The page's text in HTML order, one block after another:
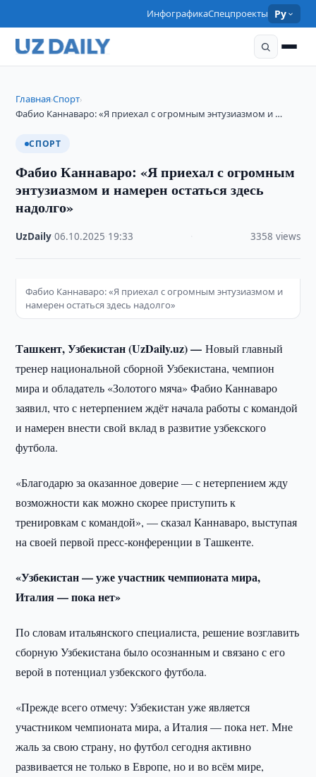
ИнфографикаСпецпроекты Ру
Главная›Спорт›
Фабио Каннаваро: «Я приехал с огромным энтузиазмом и …
СПОРТ
Фабио Каннаваро: «Я приехал с огромным
энтузиазмом и намерен остаться здесь
надолго»
UzDaily ·06.10.2025 19:33 3358 views
Фабио Каннаваро: «Я приехал с огромным энтузиазмом и
намерен остаться здесь надолго»
Ташкент, Узбекистан (UzDaily.uz) —Новый главный
тренер национальной сборной Узбекистана, чемпион
мира и обладатель «Золотого мяча» Фабио Каннаваро
заявил, что с нетерпением ждёт начала работы с командой
и намерен внести свой вклад в развитие узбекского
футбола.
«Благодарю за оказанное доверие — с нетерпением жду
возможности как можно скорее приступить к
тренировкам с командой», — сказал Каннаваро, выступая
на своей первой пресс-конференции в Ташкенте.
«Узбекистан — уже участник чемпионата мира,
Италия — пока нет»
По словам итальянского специалиста, решение возглавить
сборную Узбекистана было осознанным и связано с его
верой в потенциал узбекского футбола.
«Прежде всего отмечу: Узбекистан уже является
участником чемпионата мира, а Италия — пока нет. Мне
жаль за свою страну, но футбол сегодня активно
развивается не только в Европе, но и во всём мире,